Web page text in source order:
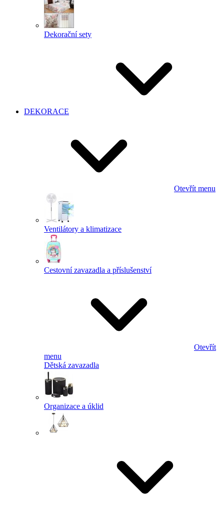
Dekorační sety
DEKORACE
Otevřít menu
Ventilátory a klimatizace
Cestovní zavazadla a příslušenství
Otevřít
menu
Dětská zavazadla
Organizace a úklid